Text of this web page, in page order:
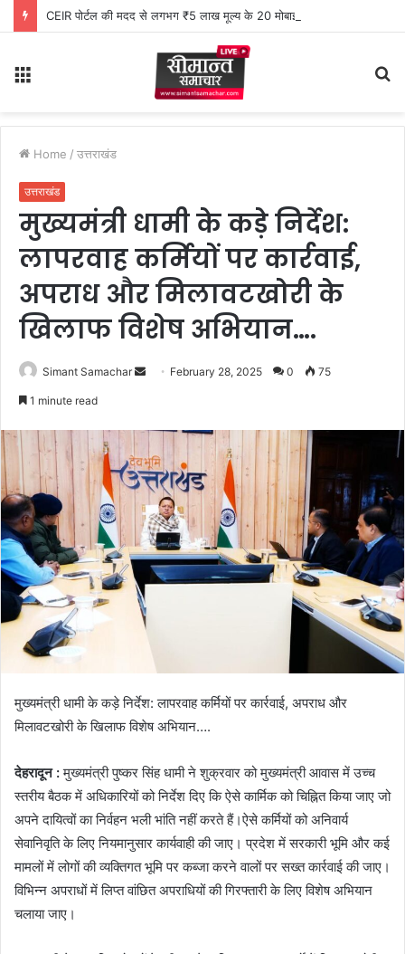
CEIR पोर्टल की मदद से लगभग ₹5 लाख मूल्य के 20 मोबाइल फोन बरामद
Home / उत्तराखंड
उत्तराखंड
मुख्यमंत्री धामी के कड़े निर्देश:
लापरवाह कर्मियों पर कार्रवाई,
अपराध और मिलावटखोरी के
खिलाफ विशेष अभियान….
Simant Samachar
d
a
n
e
m
a
l
February 28, 2025 0 75
1 minute read
मुख्यमंत्री धामी के कड़े निर्देश: लापरवाह कर्मियों पर कार्रवाई, अपराध और
मिलावटखोरी के खिलाफ विशेष अभियान….
देहरादून :मुख्यमंत्री पुष्कर सिंह धामी ने शुक्रवार को मुख्यमंत्री आवास में उच्च
स्तरीय बैठक में अधिकारियों को निर्देश दिए कि ऐसे कार्मिक को चिह्नित किया जाए जो
अपने दायित्वों का निर्वहन भली भांति नहीं करते हैं।ऐसे कर्मियों को अनिवार्य
सेवानिवृति के लिए नियमानुसार कार्यवाही की जाए। प्रदेश में सरकारी भूमि और कई
मामलों में लोगों की व्यक्तिगत भूमि पर कब्जा करने वालों पर सख्त कार्रवाई की जाए।
विभिन्न अपराधों में लिप्त वांछित अपराधियों की गिरफ्तारी के लिए विशेष अभियान
चलाया जाए।